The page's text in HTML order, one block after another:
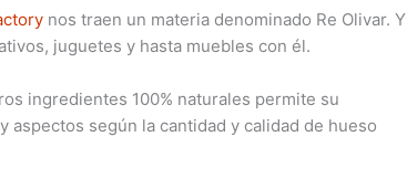
nos traen un materia denominado Re Olivar. Y
juguetes y hasta muebles con él.
ingredientes 100% naturales permite su
según la cantidad y calidad de hueso